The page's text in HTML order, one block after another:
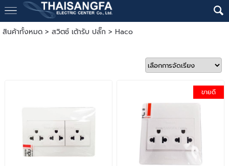
สินค้าทั้งหมด> สวิตช์ เต้ารับ ปลั๊ก > Haco
ขายดี